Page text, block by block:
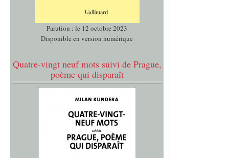
Parution : le 12 octobre 2023
Disponible en version numérique
Quatre-vingt neuf mots suivi de Prague,
poème qui disparaît